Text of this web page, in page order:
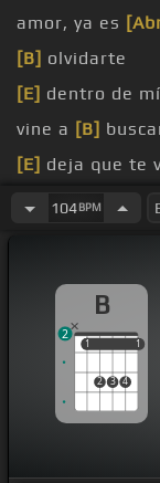
amor, ya es
[B] olvidarte
[E] dentro de
vine a [B]
[E] deja que te
saludarte
de paso
nada
excitada,[Dbm]
en mis brazos
104BPM
B
1
2 3 4
1
1 1
2